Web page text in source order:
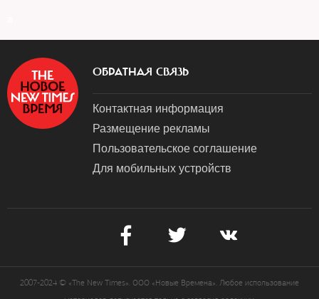
ОБРАТНАЯ СВЯЗЬ
Контактная информация
Размещение рекламы
Пользовательское соглашение
Для мобильных устройств
2007-2024 © «The New Times». ООО «Новые Времена». Любое использование